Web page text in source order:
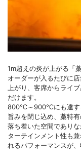
1m超えの炎が上がる「藁
オーダーが入るたびに
上がり、客席からライ
だけます。
800℃～900℃にも達す
旨みを閉じ込め、藁特
落ち着いた空間であり
ターテインメント性も
れるパフォーマンスが